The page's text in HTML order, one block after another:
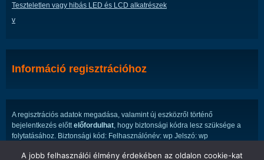
Teszteletlen vagy hibás LED és LCD alkatrészek
v
Információ regisztrációhoz
A regisztrációs adatok megadása, valamint új eszközről történő
bejelentkezés előtt előfordulhat , hogy biztonsági kódra lesz szüksége a
folytatásához. Biztonsági kód: Felhasználónév: wp Jelszó: wp
A jobb felhasználói élmény érdekében az oldalon cookie-kat